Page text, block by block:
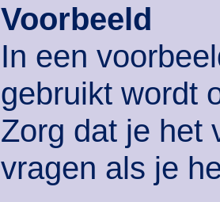
Voorbeeld
In een
gebruikt wordt
Zorg dat je het
vragen als je